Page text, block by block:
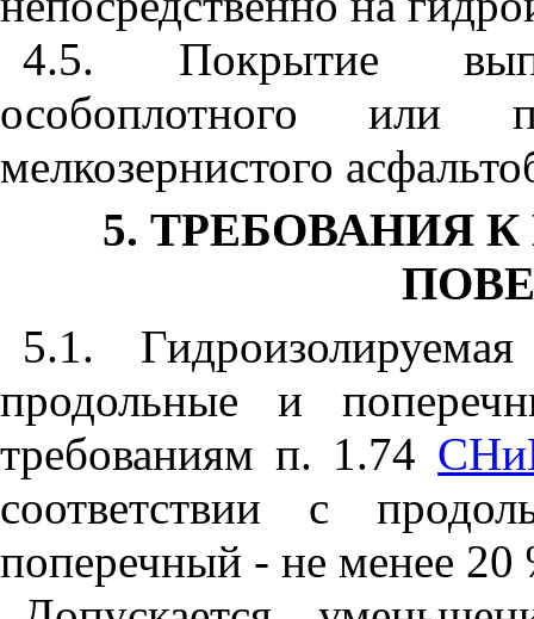
4.5. Покрытие
особоплотного или
мелкозернистого
5. ТРЕБОВАНИЯ
5.1. Гидрои
продольные и
требованиям п. 1.74
соответствии с
поперечный - не менее